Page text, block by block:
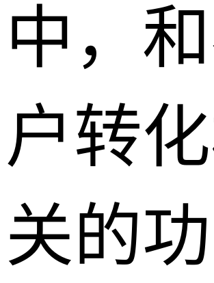
中，
户转
关的